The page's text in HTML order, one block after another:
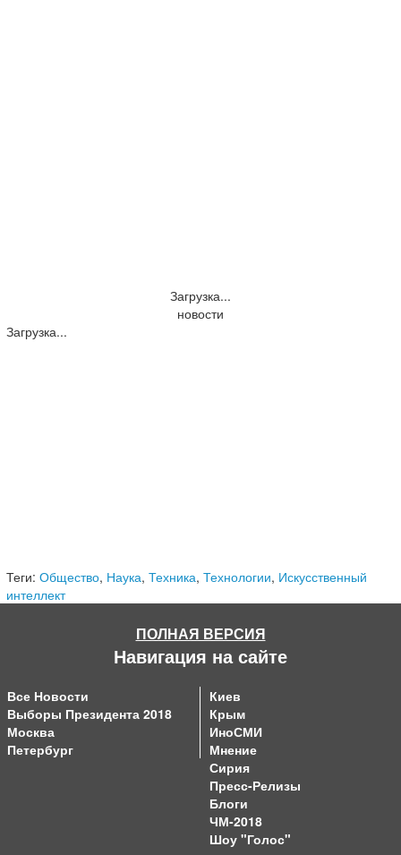
Загрузка...
новости
Загрузка...
Теги: Общество, Наука, Техника, Технологии, Искусственный
интеллект
ПОЛНАЯ ВЕРСИЯ
Навигация на сайте
Все Новости
Выборы Президента 2018
Москва
Петербург
Киев
Крым
ИноСМИ
Мнение
Сирия
Пресс-Релизы
Блоги
ЧМ-2018
Шоу "Голос"